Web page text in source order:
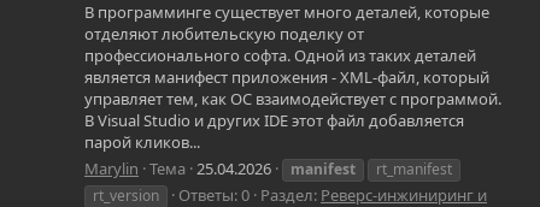
В программинге существует много деталей, которые
отделяют любительскую поделку от
профессионального софта. Одной из таких деталей
является манифест приложения - XML-файл, который
управляет тем, как ОС взаимодействует с программой.
В Visual Studio и других IDE этот файл добавляется
парой кликов...
Marylin Тема 25.04.2026 manifest
rt_manifest
rt_version
Ответы: 0 Раздел: Реверс-инжиниринг и